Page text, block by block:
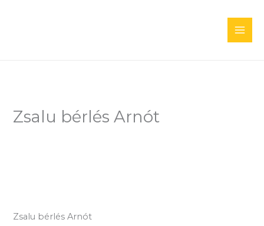
Zsalu bérlés Arnót
Zsalu bérlés Arnót